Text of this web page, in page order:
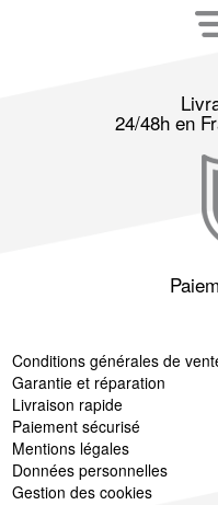
24/48h en
Conditions générales de
Garantie et réparation
Livraison rapide
Paiement sécurisé
Mentions légales
Données personnelles
Gestion des cookies